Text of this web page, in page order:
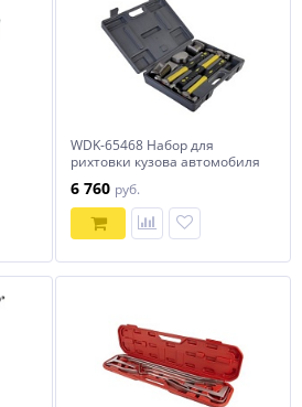
WDK-65468 Набор для
рихтовки кузова автомобиля
6 760 руб.